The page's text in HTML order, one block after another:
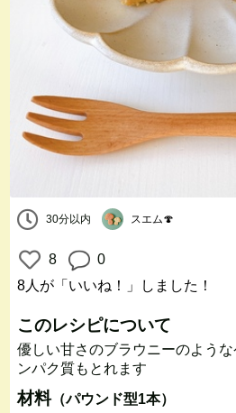
30分以内 スエム🍄
8
0
8人 が「いいね！」しました！
このレシピについて
優しい甘さのブラウニーのよう
ンパク質もとれます
材料（パウンド型1本）